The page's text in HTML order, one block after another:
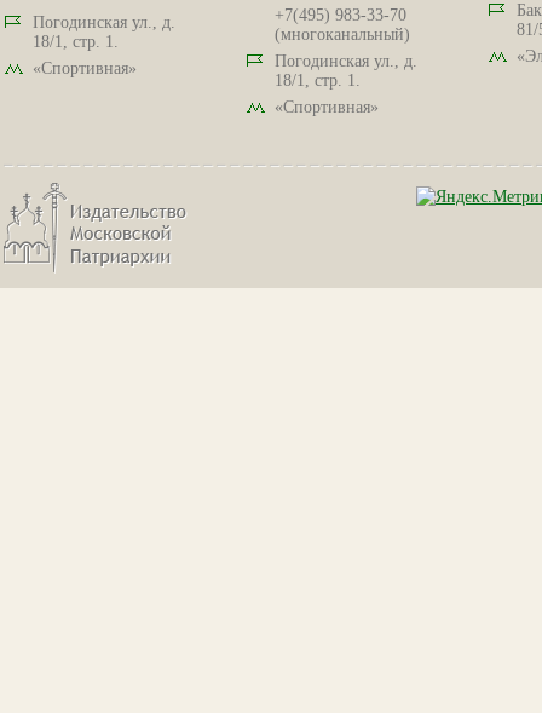
Погодинская ул., д.
18/1, стр. 1.
«Спортивная»
+7(495) 983-33-70
(многоканальный)
Погодинская ул., д.
18/1, стр. 1.
«Спортивная»
81/